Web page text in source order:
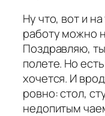
Ну что, вот и
работу можно
Поздравляю,
полете. Но
хочется. И
ровно: стол,
недопитым